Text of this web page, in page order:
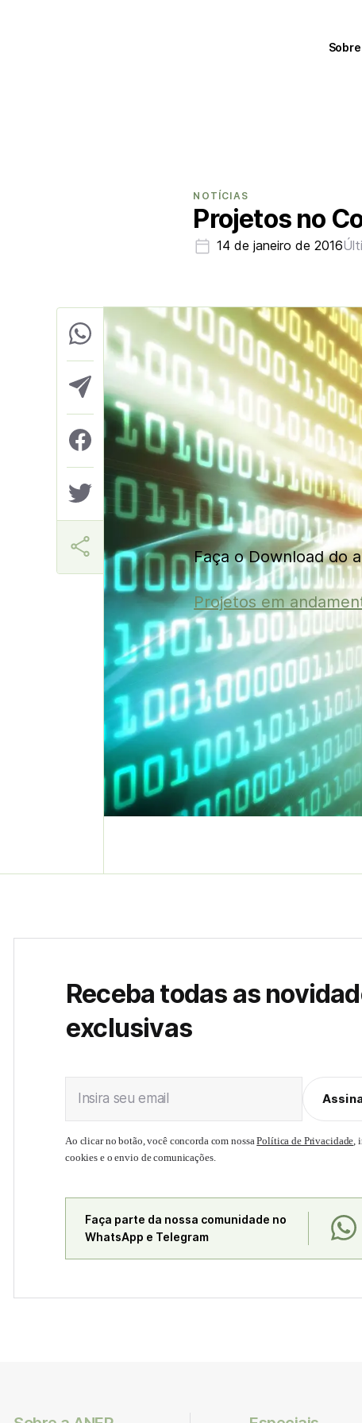
Sobre
NOTÍCIAS
Projetos no
14 de janeiro de 2016
Aner
Faça o Download do
Projetos em
Aner
Administrator
Receba todas as
exclusivas
Insira seu email
Ao clicar no botão, você concorda com nossaPolítica de Privacidade,
cookies e o envio de comunicações.
Faça parte da nossa comunidade no
WhatsApp e Telegram